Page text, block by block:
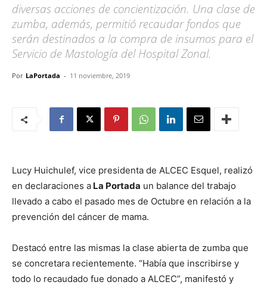
diversas acciones de concientización. Una clase de
zumba, además, permitió recaudar fondos que
serán destinados a la compra de insumos para el
Servicio de Mastología del Hospital Zonal.
Por LaPortada - 11 noviembre, 2019
Lucy Huichulef, vice presidenta de ALCEC Esquel, realizó
en declaraciones a La Portada un balance del trabajo
llevado a cabo el pasado mes de Octubre en relación a la
prevención del cáncer de mama.
Destacó entre las mismas la clase abierta de zumba que
se concretara recientemente. “Había que inscribirse y
todo lo recaudado fue donado a ALCEC”, manifestó y